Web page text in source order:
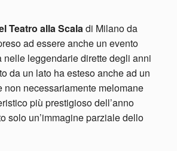
Teatro alla Scaladi Milano da
ad essere anche un evento
nelle leggendarie dirette degli anni
da un lato ha esteso anche ad un
non necessariamente melomane
più prestigioso dell’anno
solo un’immagine parziale dello